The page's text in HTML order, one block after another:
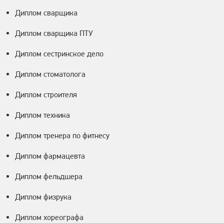
Диплом сварщика
Диплом сварщика ПТУ
Диплом сестринское дело
Диплом стоматолога
Диплом строителя
Диплом техника
Диплом тренера по фитнесу
Диплом фармацевта
Диплом фельдшера
Диплом физрука
Диплом хореографа